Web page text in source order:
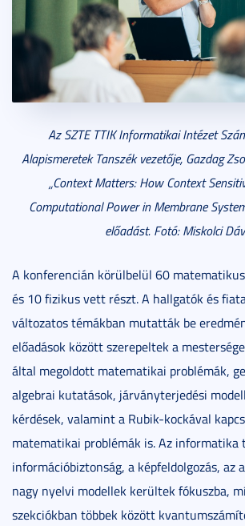
Az SZTE TTIK Informatikai Intézet
Alapismeretek Tanszék vezetője, Gazdag
„Context Matters: How Context
Computational Power in Membrane
előadást. Fotó: Miskolci
A konferencián körülbelül 60
és 10 fizikus vett részt. A hallgatók és
változatos témákban mutatták be
előadások között szerepeltek a
által megoldott matematikai problémák,
algebrai kutatások, járványterjedési
kérdések, valamint a Rubik-kockával
matematikai problémák is. Az informatika
információbiztonság, a képfeldolgozás, az
nagy nyelvi modellek kerültek fókuszba,
szekciókban többek között